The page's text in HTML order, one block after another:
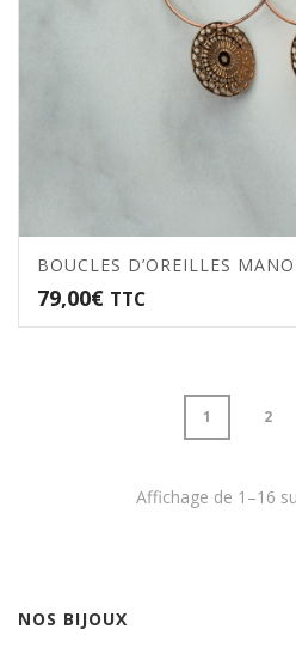
BOUCLES D’OREILLES
79,00€ TTC
1 2
Affichage de 1–16
NOS BIJOUX